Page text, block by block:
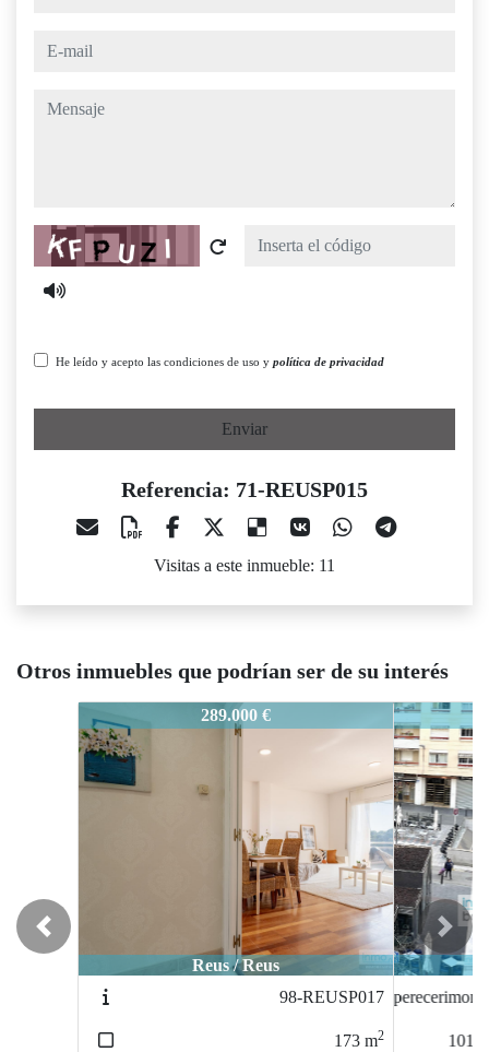
e-mail
mensaje
Captcha
He leído y acepto las condiciones de uso y política de privacidad
Enviar
Referencia: 71-REUSP015
Visitas a este inmueble: 11
Otros inmuebles que podrían ser de su interés
71-REUSP015165.000 €
Reus / Reus
perecerimonios
101m
Previous Next